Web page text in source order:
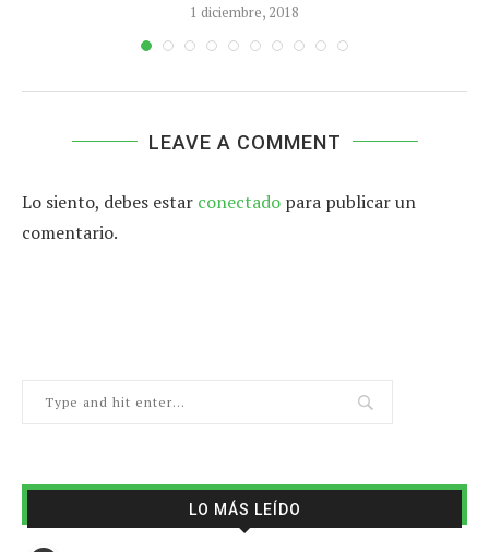
1 diciembre, 2018
LEAVE A COMMENT
Lo siento, debes estar conectado para publicar un
comentario.
LO MÁS LEÍDO